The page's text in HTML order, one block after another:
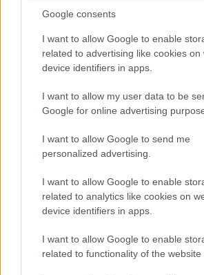
Google consents
I want to allow Google to enable
related to advertising like cookies on
device identifiers in apps.
I want to allow my user data to be
Google for online advertising
I want to allow Google to send me
personalized advertising.
I want to allow Google to enable
related to analytics like cookies on
device identifiers in apps.
I want to allow Google to enable
related to functionality of the website
amelyet aMillenárisban tartott